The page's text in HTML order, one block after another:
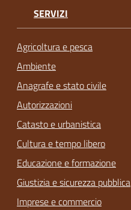
SERVIZI
Agricoltura e pesca
Ambiente
Anagrafe e stato civile
Autorizzazioni
Catasto e urbanistica
Cultura e tempo libero
Educazione e formazione
Giustizia e sicurezza pubblica
Imprese e commercio